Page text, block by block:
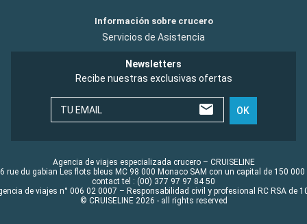
Información sobre crucero
Servicios de Asistencia
Newsletters
Recibe nuestras exclusivas ofertas
TU EMAIL OK
Agencia de viajes especializada crucero – CRUISELINE
rue du gabian Les flots bleus MC 98 000 Monaco SAM con un capital de 150 000
contact tel : (00) 377 97 97 84 50
de viajes n° 006 02 0007 – Responsabilidad civil y profesional RC RSA de
© CRUISELINE 2026 - all rights reserved